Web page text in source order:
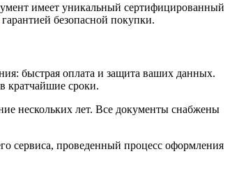
имеет уникальный сертифицированный
гарантией безопасной покупки.
быстрая оплата и защита ваших данных.
кратчайшие сроки.
нескольких лет. Все документы снабжены
сервиса, проведенный процесс оформления